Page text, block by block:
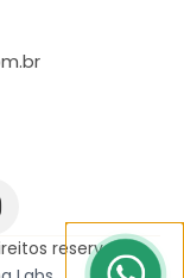
reservados